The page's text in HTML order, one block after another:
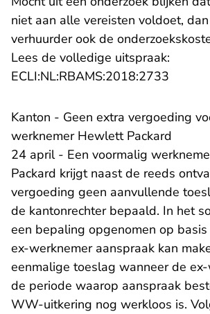
niet aan alle vereisten voldoet,
verhuurder ook de
Lees de volledige uitspraak:
ECLI:NL:RBAMS:2018:2733
Kanton - Geen extra vergoeding
werknemer Hewlett Packard
24 april - Een voormalig
Packard krijgt naast de reeds
vergoeding geen aanvullende
de kantonrechter bepaald. In het
een bepaling opgenomen op
ex-werknemer aanspraak kan
eenmalige toeslag wanneer de
de periode waarop aanspraak
WW-uitkering nog werkloos is.